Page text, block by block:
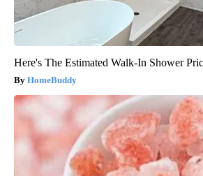
Here's The Estimated Walk-In Shower
HomeBuddy